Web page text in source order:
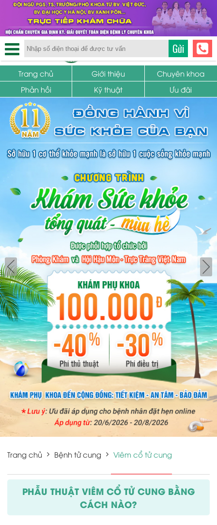
TRUNG TÂM PHỤ KHOA
SỨC KHỎE SINH SẢN
Trang chủ Giới thiệu
Chuyên khoa
Phản hồi
Kỹ thuật Ưu đãi
Trang chủ Bệnh tử cung Viêm cổ tử cung
PHẪU THUẬT VIÊM CỔ TỬ CUNG BẰNG
CÁCH NÀO?
Gửi